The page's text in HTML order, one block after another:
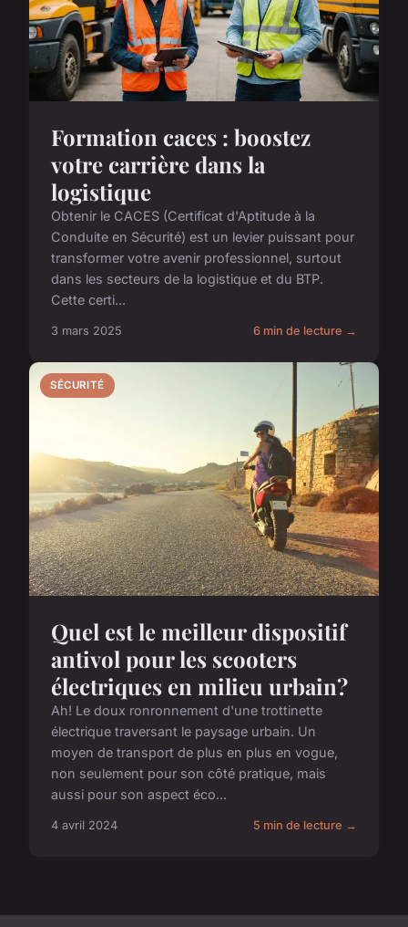
Formation caces : boostez
votre carrière dans la
logistique
Obtenir le CACES (Certificat d'Aptitude à la
Conduite en Sécurité) est un levier puissant pour
transformer votre avenir professionnel, surtout
dans les secteurs de la logistique et du BTP.
Cette certi...
3 mars 2025 6 min de lecture →
SÉCURITÉ
Quel est le meilleur dispositif
antivol pour les scooters
électriques en milieu urbain?
Ah! Le doux ronronnement d'une trottinette
électrique traversant le paysage urbain. Un
moyen de transport de plus en plus en vogue,
non seulement pour son côté pratique, mais
aussi pour son aspect éco...
4 avril 2024 5 min de lecture →